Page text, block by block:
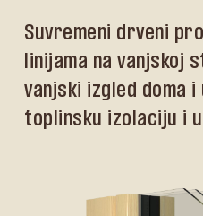
Suvremeni drveni
linijama na vanjskoj
vanjski izgled doma
toplinsku izolaciju i